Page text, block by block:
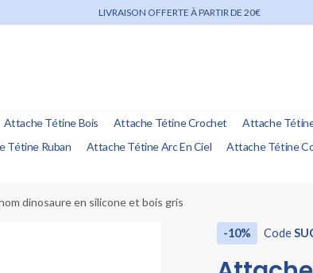
LIVRAISON OFFERTE À PARTIR DE 20€
Attache Tétine Bois Attache Tétine Crochet Attache
Tétine Ruban Attache Tétine Arc En Ciel Attache Tétine
dinosaure en silicone et bois gris
-10% Code